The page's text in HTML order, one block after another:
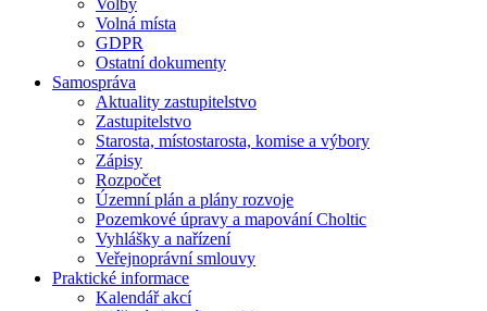
Volby
Volná místa
GDPR
Ostatní dokumenty
Samospráva
Aktuality zastupitelstvo
Zastupitelstvo
Starosta, místostarosta, komise a výbory
Zápisy
Rozpočet
Územní plán a plány rozvoje
Pozemkové úpravy a mapování Choltic
Vyhlášky a nařízení
Veřejnoprávní smlouvy
Praktické informace
Kalendář akcí